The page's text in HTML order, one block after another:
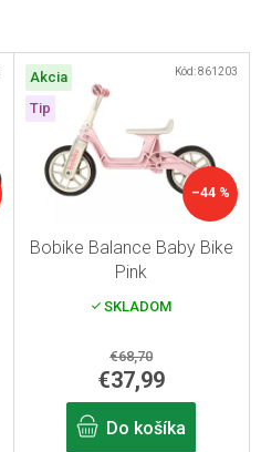
Akcia
Tip
–44 %
Bobike Balance Baby Bike
Pink
SKLADOM
€68,70
€37,99
Do košíka
Kód:861203